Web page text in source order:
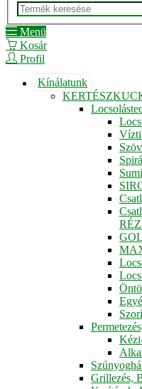
Menü
Kosár
Profil
Kínálatunk
Grillezés,